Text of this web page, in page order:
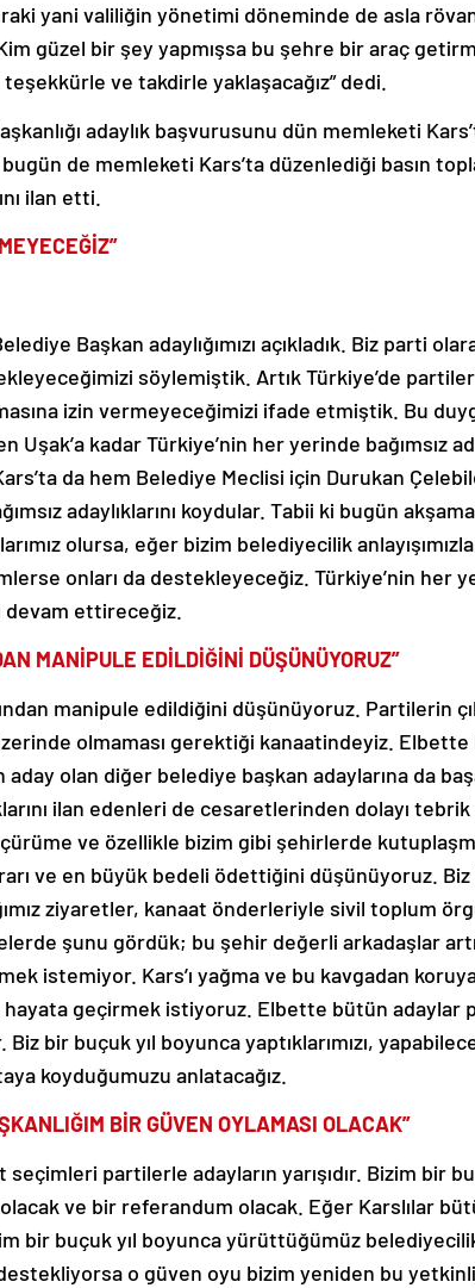
yani valiliğin yönetimi döneminde de asla
güzel bir şey yapmışsa bu şehre bir araç
ve takdirle yaklaşacağız” dedi.
adaylık başvurusunu dün memleketi
de memleketi Kars’ta düzenlediği basın
ilan etti.
Başkan adaylığımızı açıkladık. Biz parti
söylemiştik. Artık Türkiye’de
izin vermeyeceğimizi ifade etmiştik. Bu
Uşak’a kadar Türkiye’nin her yerinde bağımsız
da hem Belediye Meclisi için Durukan
adaylıklarını koydular. Tabii ki bugün
olursa, eğer bizim belediyecilik
onları da destekleyeceğiz. Türkiye’nin her
devam ettireceğiz.
MANİPULE EDİLDİĞİNİ DÜŞÜNÜYORUZ”
manipule edildiğini düşünüyoruz. Partilerin
üzerinde olmaması gerektiği kanaatindeyiz.
aday olan diğer belediye başkan adaylarına da
ilan edenleri de cesaretlerinden dolayı
ve özellikle bizim gibi şehirlerde
ve en büyük bedeli ödettiğini düşünüyoruz. Biz
ziyaretler, kanaat önderleriyle sivil toplum
şunu gördük; bu şehir değerli arkadaşlar
istemiyor. Kars’ı yağma ve bu kavgadan
hayata geçirmek istiyoruz. Elbette bütün adaylar
bir buçuk yıl boyunca yaptıklarımızı,
koyduğumuzu anlatacağız.
BİR GÜVEN OYLAMASI OLACAK”
seçimleri partilerle adayların yarışıdır. Bizim bir
olacak ve bir referandum olacak. Eğer Karslılar
bir buçuk yıl boyunca yürüttüğümüz
o güven oyu bizim yeniden bu